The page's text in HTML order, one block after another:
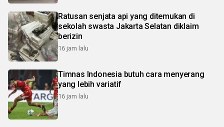
Ratusan senjata api yang ditemukan di
sekolah swasta Jakarta Selatan diklaim
berizin
16 jam lalu
Timnas Indonesia butuh cara menyerang
yang lebih variatif
16 jam lalu